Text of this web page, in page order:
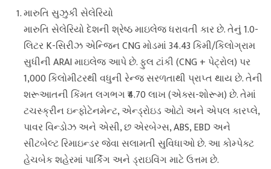
મારુતિ સુઝુકી સેલેરિયો
મારુતિ સેલેરિયો દેશની શ્રેષ્ઠ માઇલેજ ધરાવતી કાર છે. તેનું 1.0-
લિટર K-સિરીઝ એન્જિન CNG મોડમાં 34.43 કિમી/કિલોગ્રામ
સુધીની ARAI માઇલેજ આપે છે. ફુલ ટાંકી (CNG + પેટ્રોલ) પર
1,000 કિલોમીટરથી વધુની રેન્જ સરળતાથી પ્રાપ્ત થાય છે. તેની
શરૂઆતની કિંમત લગભગ ₹4.70 લાખ (એક્સ-શોરૂમ) છે. તેમાં
ટચસ્ક્રીન ઇન્ફોટેનમેન્ટ, એન્ડ્રોઇડ ઓટો અને એપલ કારપ્લે,
પાવર વિન્ડોઝ અને એસી, છ એરબેગ્સ, ABS, EBD અને
સીટબેલ્ટ રિમાઇન્ડર જેવા સલામતી સુવિધાઓ છે. આ કોમ્પેક્ટ
હેચબેક શહેરમાં પાર્કિંગ અને ડ્રાઇવિંગ માટે ઉત્તમ છે.